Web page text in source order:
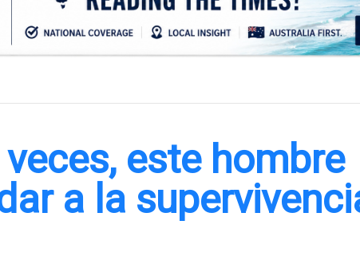
este hombre
a la